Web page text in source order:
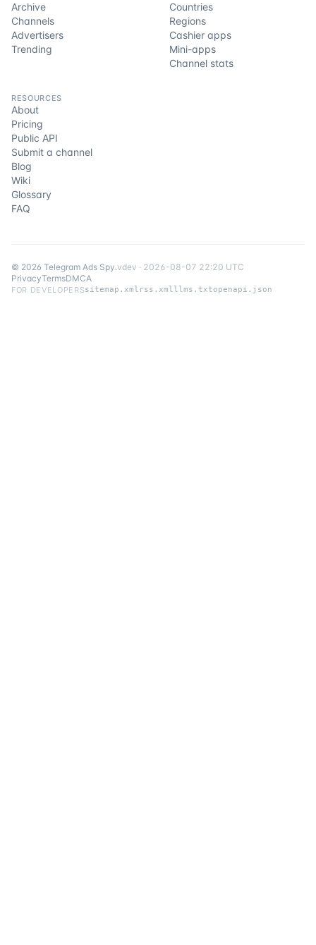
Archive
Channels
Advertisers
Trending
Countries
Regions
Cashier apps
Mini-apps
Channel stats
RESOURCES
About
Pricing
Public API
Submit a channel
Blog
Wiki
Glossary
FAQ
© 2026 Telegram Ads Spy.vdev · 2026-08-07 22:20 UTC
PrivacyTermsDMCA
FOR DEVELOPERSsitemap.xml rss.xml llms.txtopenapi.json